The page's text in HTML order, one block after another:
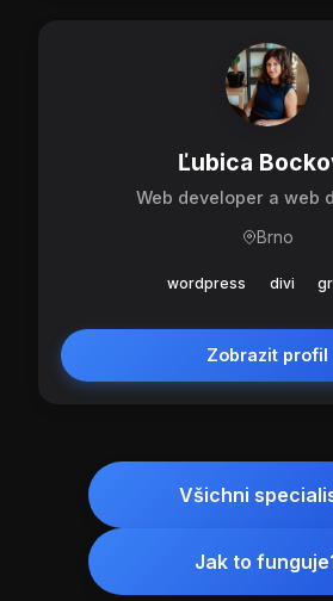
Ľubica
Web developer a web
Brno
wordpress divi
Zobrazit profil
Všichni
Jak to